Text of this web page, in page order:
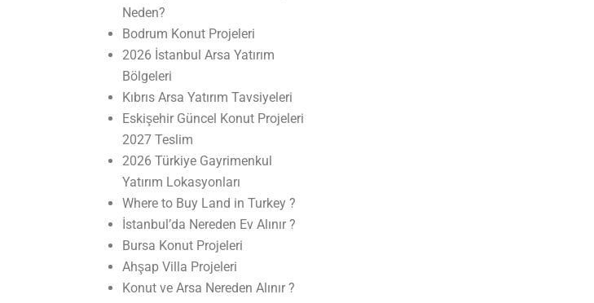
Neden?
Bodrum Konut Projeleri
2026 İstanbul Arsa Yatırım
Bölgeleri
Kıbrıs Arsa Yatırım Tavsiyeleri
Eskişehir Güncel Konut Projeleri
2027 Teslim
2026 Türkiye Gayrimenkul
Yatırım Lokasyonları
Where to Buy Land in Turkey ?
İstanbul’da Nereden Ev Alınır ?
Bursa Konut Projeleri
Ahşap Villa Projeleri
Konut ve Arsa Nereden Alınır ?